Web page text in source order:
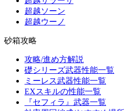
超越ソーン
超越ウーノ
砂箱攻略
攻略/進め方解説
礎シリーズ武器性能一覧
ミーレス武器性能一覧
EXスキルの性能一覧
『セフィラ』武器一覧